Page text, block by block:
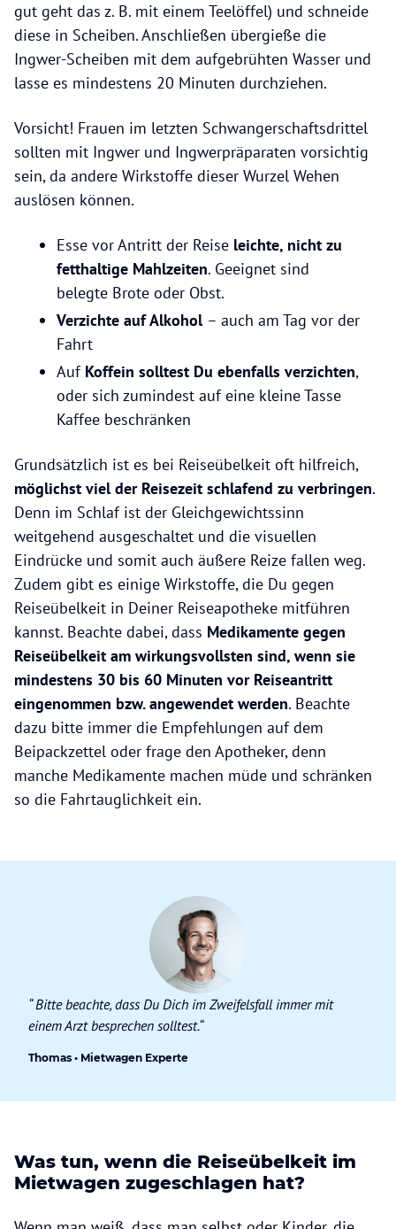
gut geht das z. B. mit einem Teelöffel) und schneide
diese in Scheiben. Anschließen übergieße die
Ingwer-Scheiben mit dem aufgebrühten Wasser und
lasse es mindestens 20 Minuten durchziehen.
Vorsicht! Frauen im letzten Schwangerschaftsdrittel
sollten mit Ingwer und Ingwerpräparaten vorsichtig
sein, da andere Wirkstoffe dieser Wurzel Wehen
auslösen können.
Esse vor Antritt der Reise leichte, nicht zu
fetthaltige Mahlzeiten. Geeignet sind
belegte Brote oder Obst.
Verzichte auf Alkohol – auch am Tag vor der
Fahrt
AufKoffein solltest Du ebenfalls verzichten,
oder sich zumindest auf eine kleine Tasse
Kaffee beschränken
Grundsätzlich ist es bei Reiseübelkeit oft hilfreich,
möglichst viel der Reisezeit schlafend zu verbringen.
Denn im Schlaf ist der Gleichgewichtssinn
weitgehend ausgeschaltet und die visuellen
Eindrücke und somit auch äußere Reize fallen weg.
Zudem gibt es einige Wirkstoffe, die Du gegen
Reiseübelkeit in Deiner Reiseapotheke mitführen
kannst. Beachte dabei, dass Medikamente gegen
Reiseübelkeit am wirkungsvollsten sind, wenn sie
mindestens 30 bis 60 Minuten vor Reiseantritt
eingenommen bzw. angewendet werden. Beachte
dazu bitte immer die Empfehlungen auf dem
Beipackzettel oder frage den Apotheker, denn
manche Medikamente machen müde und schränken
so die Fahrtauglichkeit ein.
“ Bitte beachte, dassDu Dich im Zweifelsfall immer mit
einem Arzt besprechen solltest.“
Thomas • Mietwagen Experte
Was tun, wenn die Reiseübelkeit im
Mietwagen zugeschlagen hat?